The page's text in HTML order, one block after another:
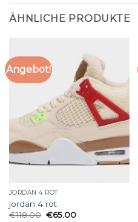
ÄHNLICHE PRODUKTE
Angebot!
JORDAN 4 ROT
jordan 4 rot
€118.00 €65.00